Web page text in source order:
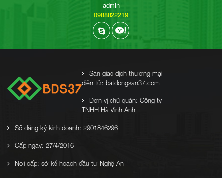
admin
0988822219
Sàn giao dịch thương mại
điện tử: batdongsan37.com
Đơn vị chủ quản: Công ty
TNHH Hà Vinh Anh
Số đăng ký kinh doanh: 2901846296
Cấp ngày: 27/4/2016
Nơi cấp: sở kế hoạch đầu tư Nghệ An